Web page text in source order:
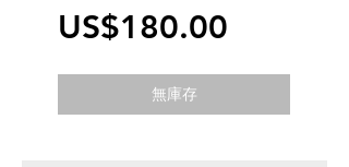
US$180.00
格
無庫存